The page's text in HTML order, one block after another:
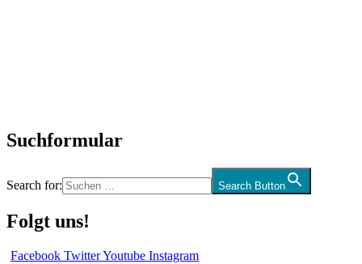
Suchformular
Search for: Search Button
Folgt uns!
Facebook TwitterYoutube Instagram